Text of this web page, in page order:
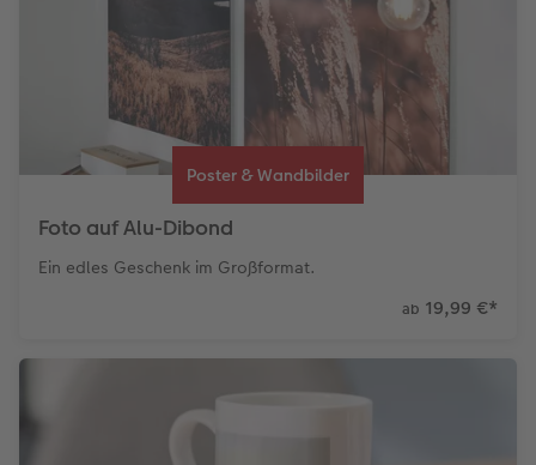
Poster & Wandbilder
Foto auf Alu-Dibond
Ein edles Geschenk im Großformat.
ab 19,99 €*